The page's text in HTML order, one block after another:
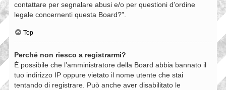
contattare per segnalare abusi e/o per questioni d’ordine
legale concernenti questa Board?”.
Top
Perché non riesco a registrarmi?
È possibile che l’amministratore della Board abbia bannato il
tuo indirizzo IP oppure vietato il nome utente che stai
tentando di registrare. Può anche aver disabilitato le